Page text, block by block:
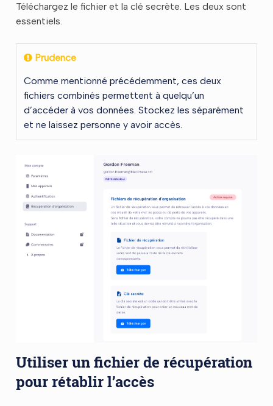
Téléchargez le fichier et la clé secrète. Les deux sont
essentiels.
Prudence
Comme mentionné précédemment, ces deux
fichiers combinés permettent à quelqu’un
d’accéder à vos données. Stockez les séparément
et ne laissez personne y avoir accès.
Utiliser un fichier de récupération
pour rétablir l’accès